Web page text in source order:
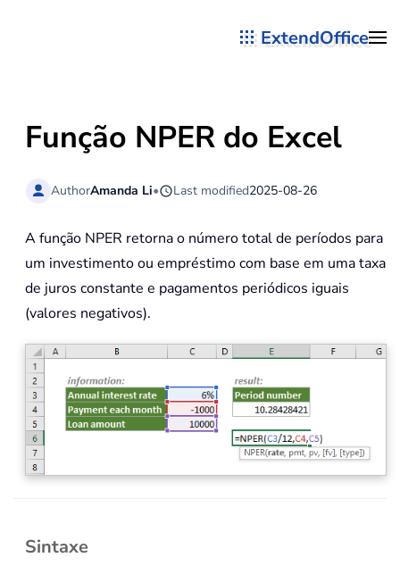
ExtendOffice
Função NPER do Excel
AuthorAmanda Li• Last modified2025-08-26
A função NPER retorna o número total de períodos para
um investimento ou empréstimo com base em uma taxa
de juros constante e pagamentos periódicos iguais
(valores negativos).
Sintaxe